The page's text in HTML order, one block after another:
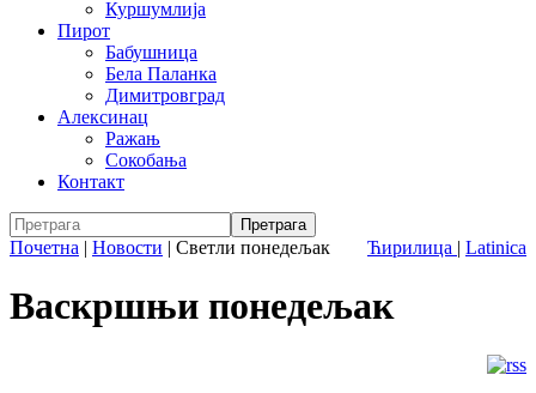
Куршумлија
Пирот
Бабушница
Бела Паланка
Димитровград
Алексинац
Ражањ
Сокобања
Контакт
Ћирилица | Latinica
Почетна | Новости | Светли понедељак
Васкршњи понедељак